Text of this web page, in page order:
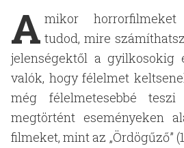
A mikor
tudod, mire
jelenségektől a
valók, hogy félelmet
még félelmetesebbé
megtörtént eseményeken
filmeket, mint az „Ördögűző”